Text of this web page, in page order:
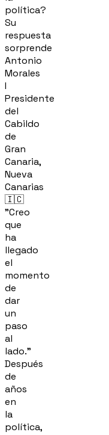
política?
Su
respuesta
sorprende
Antonio
Morales
I
Presidente
del
Cabildo
de
Gran
Canaria,
Nueva
Canarias
🇮🇨
"Creo
que
ha
llegado
el
momento
de
dar
un
paso
al
lado."
Después
de
años
en
la
política,